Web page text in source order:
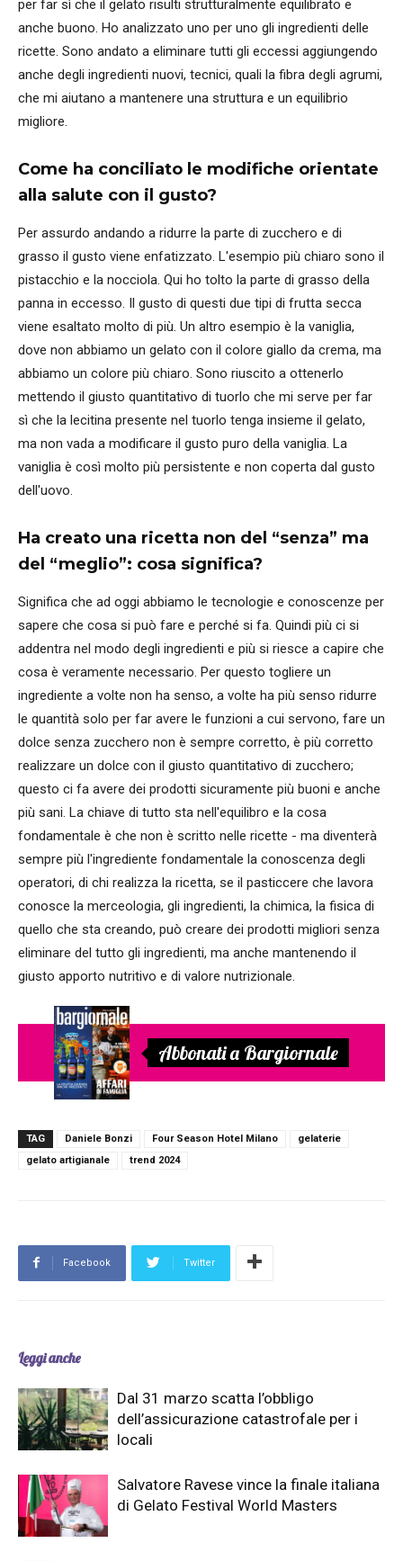
per far sì che il gelato risulti strutturalmente equilibrato e
anche buono. Ho analizzato uno per uno gli ingredienti delle
ricette. Sono andato a eliminare tutti gli eccessi aggiungendo
anche degli ingredienti nuovi, tecnici, quali la fibra degli agrumi,
che mi aiutano a mantenere una struttura e un equilibrio
migliore.
Come ha conciliato le modifiche orientate
alla salute con il gusto?
Per assurdo andando a ridurre la parte di zucchero e di
grasso il gusto viene enfatizzato. L'esempio più chiaro sono il
pistacchio e la nocciola. Qui ho tolto la parte di grasso della
panna in eccesso. Il gusto di questi due tipi di frutta secca
viene esaltato molto di più. Un altro esempio è la vaniglia,
dove non abbiamo un gelato con il colore giallo da crema, ma
abbiamo un colore più chiaro. Sono riuscito a ottenerlo
mettendo il giusto quantitativo di tuorlo che mi serve per far
sì che la lecitina presente nel tuorlo tenga insieme il gelato,
ma non vada a modificare il gusto puro della vaniglia. La
vaniglia è così molto più persistente e non coperta dal gusto
dell'uovo.
Ha creato una ricetta non del “senza” ma
del “meglio”: cosa significa?
Significa che ad oggi abbiamo le tecnologie e conoscenze per
sapere che cosa si può fare e perché si fa. Quindi più ci si
addentra nel modo degli ingredienti e più si riesce a capire che
cosa è veramente necessario. Per questo togliere un
ingrediente a volte non ha senso, a volte ha più senso ridurre
le quantità solo per far avere le funzioni a cui servono, fare un
dolce senza zucchero non è sempre corretto, è più corretto
realizzare un dolce con il giusto quantitativo di zucchero;
questo ci fa avere dei prodotti sicuramente più buoni e anche
più sani. La chiave di tutto sta nell'equilibro e la cosa
fondamentale è che non è scritto nelle ricette - ma diventerà
sempre più l'ingrediente fondamentale la conoscenza degli
operatori, di chi realizza la ricetta, se il pasticcere che lavora
conosce la merceologia, gli ingredienti, la chimica, la fisica di
quello che sta creando, può creare dei prodotti migliori senza
eliminare del tutto gli ingredienti, ma anche mantenendo il
giusto apporto nutritivo e di valore nutrizionale.
Abbonati a Bargiornale
TAG Daniele Bonzi Four Season Hotel Milano
gelaterie
gelato artigianale
trend 2024
Facebook Twitter
Leggi anche
Dal 31 marzo scatta l’obbligo
dell’assicurazione catastrofale per i
locali
Salvatore Ravese vince la finale italiana
di Gelato Festival World Masters